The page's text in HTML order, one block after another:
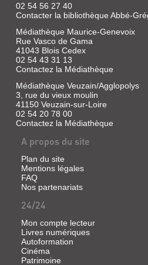
02 54 56 27 40
Contacter la bibliothèque Abbé-
Médiathèque Maurice-Genevoix
Rue Vasco de Gama
41043 Blois Cedex
02 54 43 31 13
Contactez la Médiathèque
Médiathèque Veuzain/Agglopolys
3, rue du vieux moulin
41150 Veuzain-sur-Loire
02 54 20 78 00
Contactez la Médiathèque
A propos du site
Plan du site
Mentions légales
FAQ
Nos partenariats
24/24
Mon compte lecteur
Livres numériques
Autoformation
Cinéma
Patrimoine